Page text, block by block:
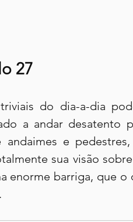
27
do dia-a-dia
a andar desatento
e
sua visão
enorme barriga, que o